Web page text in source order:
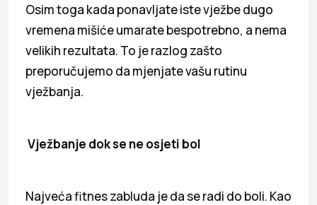
Osim toga kada ponavljate iste vježbe dugo
vremena mišiće umarate bespotrebno, a nema
velikih rezultata. To je razlog zašto
preporučujemo da mjenjate vašu rutinu
vježbanja.
Vježbanje dok se ne osjeti bol
Najveća fitnes zabluda je da se radi do boli. Kao